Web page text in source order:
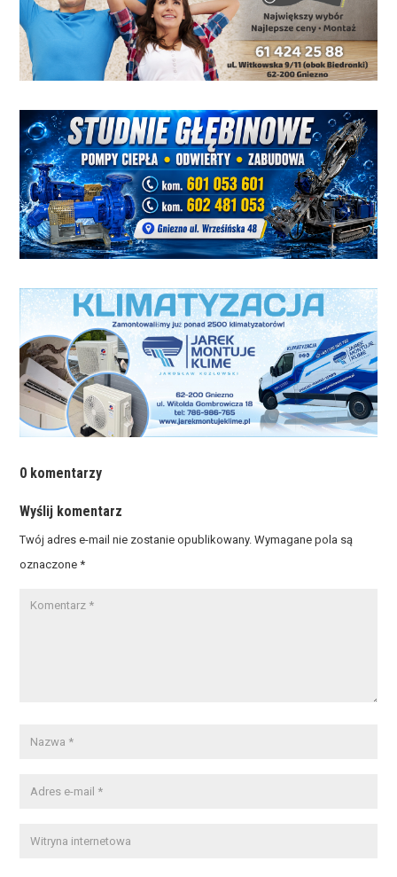
0 komentarzy
Wyślij komentarz
Twój adres e-mail nie zostanie opublikowany. Wymagane pola są
oznaczone*